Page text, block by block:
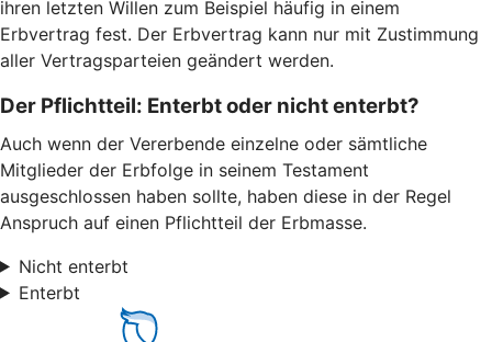
ihren letzten Willen zum Beispiel häufig in einem
Erbvertrag fest. Der Erbvertrag kann nur mit Zustimmung
aller Vertragsparteien geändert werden.
Der Pflichtteil: Enterbt oder nicht enterbt?
Auch wenn der Vererbende einzelne oder sämtliche
Mitglieder der Erbfolge in seinem Testament
ausgeschlossen haben sollte, haben diese in der Regel
Anspruch auf einen Pflichtteil der Erbmasse.
Nicht enterbt
Enterbt